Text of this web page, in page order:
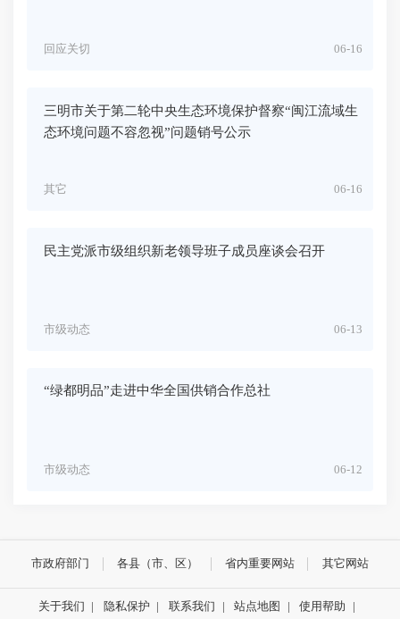
06-16
回应关切
三明市关于第二轮中央生态环境保护督察“闽江流域生
态环境问题不容忽视”问题销号公示
06-16
其它
民主党派市级组织新老领导班子成员座谈会召开
06-13
市级动态
“绿都明品”走进中华全国供销合作总社
06-12
市级动态
市政府部门 各县（市、区） 省内重要网站 其它网站
关于我们 | 隐私保护 | 联系我们 | 站点地图 | 使用帮助 |